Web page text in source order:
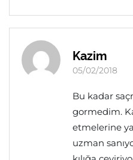
Kazim
05/02/2018
Bu kadar
gormedim.
etmelerine
uzman